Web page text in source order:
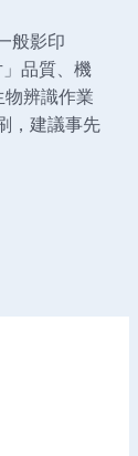
般影印
品質、機
辨識作業
，建議事先